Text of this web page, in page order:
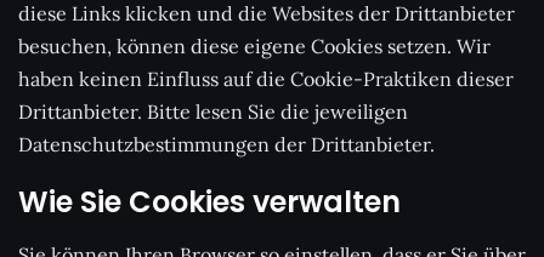
diese Links klicken und die Websites der Drittanbieter
besuchen, können diese eigene Cookies setzen. Wir
haben keinen Einfluss auf die Cookie-Praktiken dieser
Drittanbieter. Bitte lesen Sie die jeweiligen
Datenschutzbestimmungen der Drittanbieter.
Wie Sie Cookies verwalten